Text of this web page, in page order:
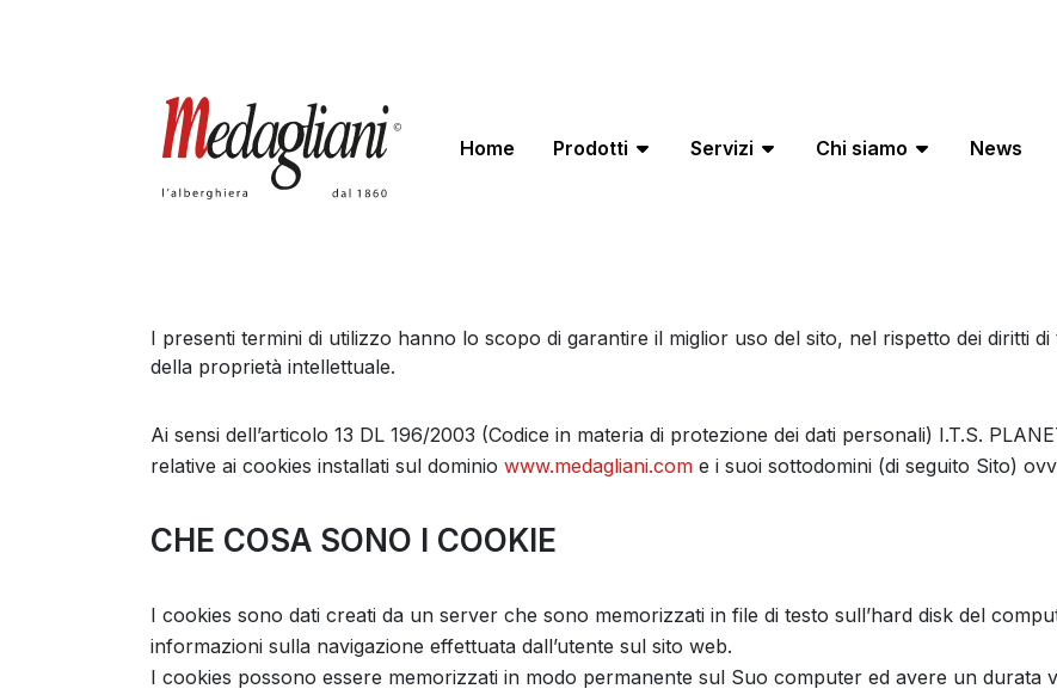
Home Prodotti Servizi Chi siamo News
I presenti termini di utilizzo hanno lo scopo di garantire il miglior uso del sito, nel rispetto dei diritti
della proprietà intellettuale.
Ai sensi dell’articolo 13 DL 196/2003 (Codice in materia di protezione dei dati personali) I.T.S.
relative ai cookies installati sul dominio www.medagliani.com e i suoi sottodomini (di seguito Sito)
CHE COSA SONO I COOKIE
I cookies sono dati creati da un server che sono memorizzati in file di testo sull’hard disk del
informazioni sulla navigazione effettuata dall’utente sul sito web.
I cookies possono essere memorizzati in modo permanente sul Suo computer ed avere un durata